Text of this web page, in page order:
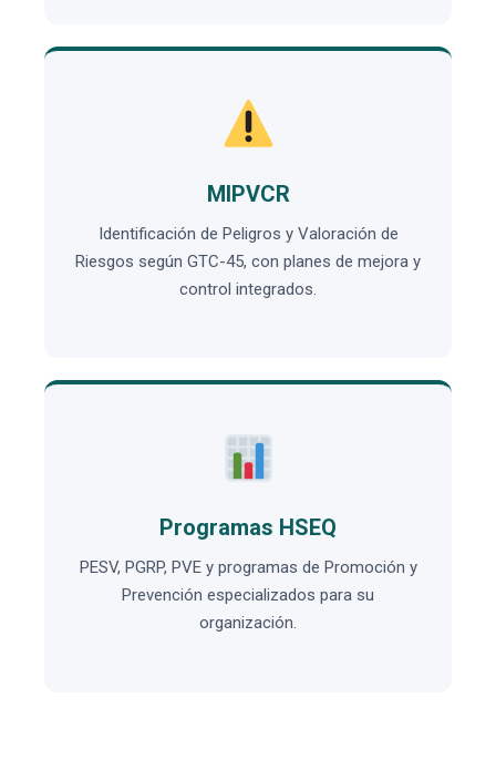
MIPVCR
Identificación de Peligros y Valoración de
Riesgos según GTC-45, con planes de mejora y
control integrados.
Programas HSEQ
PESV, PGRP, PVE y programas de Promoción y
Prevención especializados para su
organización.